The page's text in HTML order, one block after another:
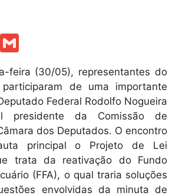
F
m
ai
l
feira (30/05), representantes do
de uma importante
Federal Rodolfo Nogueira
presidente da Comissão de
dos Deputados. O encontro
principal o Projeto de Lei
trata da reativação do Fundo
(FFA), o qual traria soluções
envolvidas da minuta de